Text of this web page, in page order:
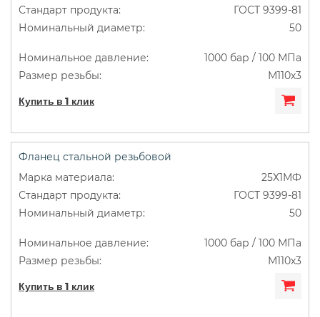
ГОСТ 9399-81
50
1000 бар / 100 МПа
М110х3
Купить в 1 клик
Фланец стальной резьбовой
25Х1МФ
ГОСТ 9399-81
50
1000 бар / 100 МПа
М110х3
Купить в 1 клик